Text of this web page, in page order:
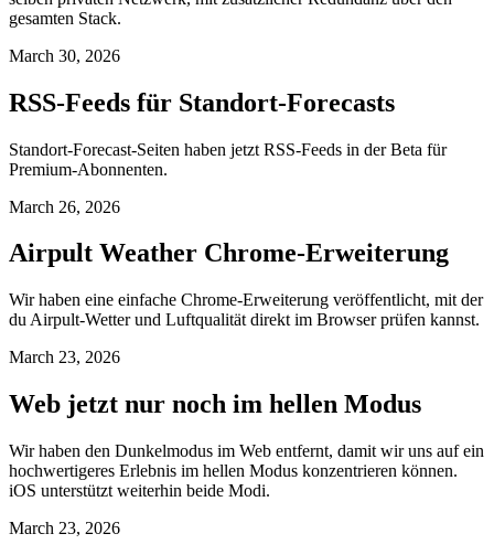
gesamten Stack.
March 30, 2026
RSS-Feeds für Standort-Forecasts
Standort-Forecast-Seiten haben jetzt RSS-Feeds in der Beta für
Premium-Abonnenten.
March 26, 2026
Airpult Weather Chrome-Erweiterung
Wir haben eine einfache Chrome-Erweiterung veröffentlicht, mit der
du Airpult-Wetter und Luftqualität direkt im Browser prüfen kannst.
March 23, 2026
Web jetzt nur noch im hellen Modus
Wir haben den Dunkelmodus im Web entfernt, damit wir uns auf ein
hochwertigeres Erlebnis im hellen Modus konzentrieren können.
iOS unterstützt weiterhin beide Modi.
March 23, 2026